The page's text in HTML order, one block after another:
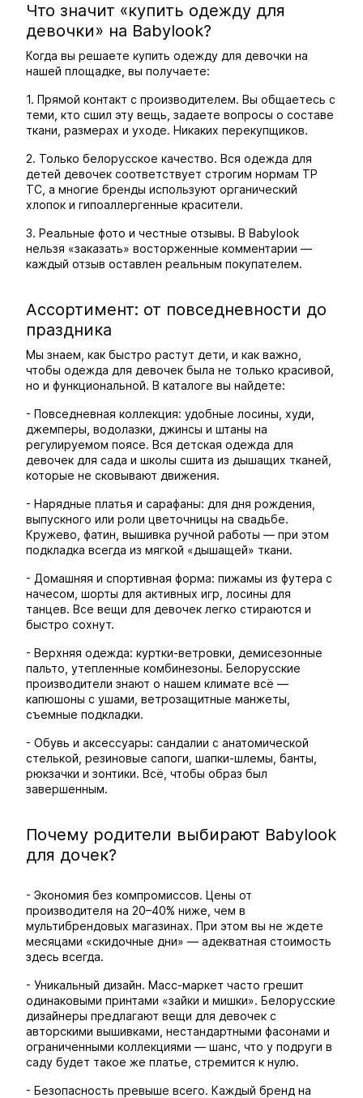
Что значит «купить одежду для
девочки» на Babylook?
Когда вы решаете купить одежду для девочки на
нашей площадке, вы получаете:
1. Прямой контакт с производителем. Вы общаетесь с
теми, кто сшил эту вещь, задаете вопросы о составе
ткани, размерах и уходе. Никаких перекупщиков.
2. Только белорусское качество. Вся одежда для
детей девочек соответствует строгим нормам ТР
ТС, а многие бренды используют органический
хлопок и гипоаллергенные красители.
3. Реальные фото и честные отзывы. В Babylook
нельзя «заказать» восторженные комментарии —
каждый отзыв оставлен реальным покупателем.
Ассортимент: от повседневности до
праздника
Мы знаем, как быстро растут дети, и как важно,
чтобы одежда для девочек была не только красивой,
но и функциональной. В каталоге вы найдете:
- Повседневная коллекция: удобные лосины, худи,
джемперы, водолазки, джинсы и штаны на
регулируемом поясе. Вся детская одежда для
девочек для сада и школы сшита из дышащих тканей,
которые не сковывают движения.
- Нарядные платья и сарафаны: для дня рождения,
выпускного или роли цветочницы на свадьбе.
Кружево, фатин, вышивка ручной работы — при этом
подкладка всегда из мягкой «дышащей» ткани.
- Домашняя и спортивная форма: пижамы из футера с
начесом, шорты для активных игр, лосины для
танцев. Все вещи для девочек легко стираются и
быстро сохнут.
- Верхняя одежда: куртки-ветровки, демисезонные
пальто, утепленные комбинезоны. Белорусские
производители знают о нашем климате всё —
капюшоны с ушами, ветрозащитные манжеты,
съемные подкладки.
- Обувь и аксессуары: сандалии с анатомической
стелькой, резиновые сапоги, шапки-шлемы, банты,
рюкзачки и зонтики. Всё, чтобы образ был
завершенным.
Почему родители выбирают Babylook
для дочек?
- Экономия без компромиссов. Цены от
производителя на 20–40% ниже, чем в
мультибрендовых магазинах. При этом вы не ждете
месяцами «скидочные дни» — адекватная стоимость
здесь всегда.
- Уникальный дизайн. Масс-маркет часто грешит
одинаковыми принтами «зайки и мишки». Белорусские
дизайнеры предлагают вещи для девочек с
авторскими вышивками, нестандартными фасонами и
ограниченными коллекциями — шанс, что у подруги в
саду будет такое же платье, стремится к нулю.
- Безопасность превыше всего. Каждый бренд на